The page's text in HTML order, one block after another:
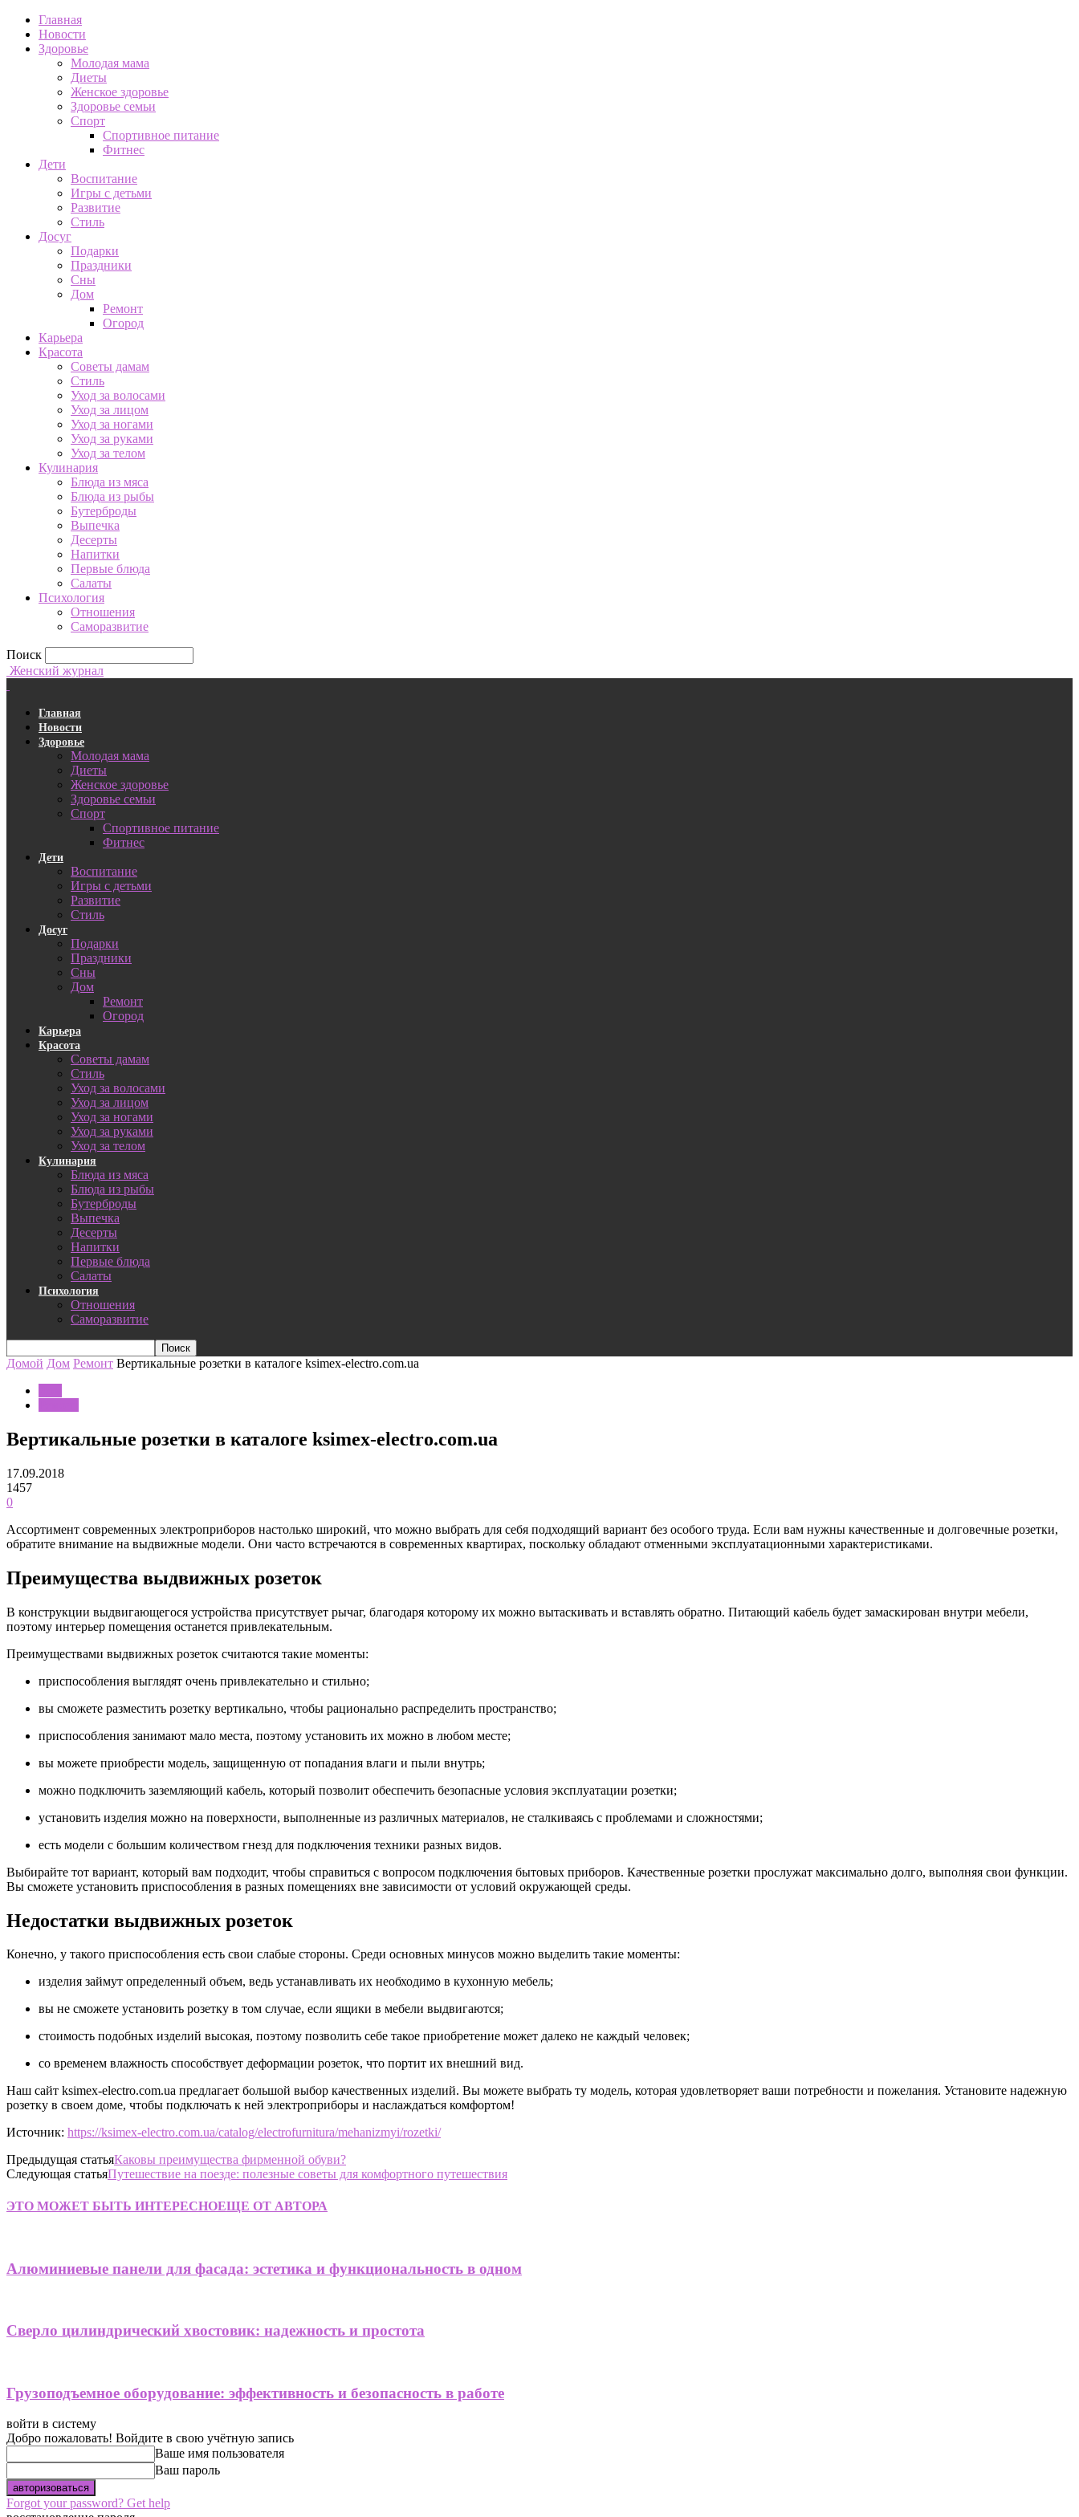
Главная
Новости
Здоровье
Молодая мама
Диеты
Женское здоровье
Здоровье семьи
Спорт
Спортивное питание
Фитнес
Дети
Воспитание
Игры с детьми
Развитие
Стиль
Досуг
Подарки
Праздники
Сны
Дом
Ремонт
Огород
Карьера
Красота
Советы дамам
Стиль
Уход за волосами
Уход за лицом
Уход за ногами
Уход за руками
Уход за телом
Кулинария
Блюда из мяса
Блюда из рыбы
Бутерброды
Выпечка
Десерты
Напитки
Первые блюда
Салаты
Психология
Отношения
Саморазвитие
Поиск
Женский журнал
Главная
Новости
Здоровье
Молодая мама
Диеты
Женское здоровье
Здоровье семьи
Спорт
Спортивное питание
Фитнес
Дети
Воспитание
Игры с детьми
Развитие
Стиль
Досуг
Подарки
Праздники
Сны
Дом
Ремонт
Огород
Карьера
Красота
Советы дамам
Стиль
Уход за волосами
Уход за лицом
Уход за ногами
Уход за руками
Уход за телом
Кулинария
Блюда из мяса
Блюда из рыбы
Бутерброды
Выпечка
Десерты
Напитки
Первые блюда
Салаты
Психология
Отношения
Саморазвитие
Домой Дом Ремонт Вертикальные розетки в каталоге ksimex-electro.com.ua
Вертикальные розетки в каталоге ksimex-electro.com.ua
17.09.2018
1457
0
Ассортимент современных электроприборов настолько широкий, что можно выбрать для себя подходящий вариант без особого труда. Если вам нужны качественные и долговечные розетки,
обратите внимание на выдвижные модели. Они часто встречаются в современных квартирах, поскольку обладают отменными эксплуатационными характеристиками.
Преимущества выдвижных розеток
В конструкции выдвигающегося устройства присутствует рычаг, благодаря которому их можно вытаскивать и вставлять обратно. Питающий кабель будет замаскирован внутри мебели,
поэтому интерьер помещения останется привлекательным.
Преимуществами выдвижных розеток считаются такие моменты:
приспособления выглядят очень привлекательно и стильно;
вы сможете разместить розетку вертикально, чтобы рационально распределить пространство;
приспособления занимают мало места, поэтому установить их можно в любом месте;
вы можете приобрести модель, защищенную от попадания влаги и пыли внутрь;
можно подключить заземляющий кабель, который позволит обеспечить безопасные условия эксплуатации розетки;
установить изделия можно на поверхности, выполненные из различных материалов, не сталкиваясь с проблемами и сложностями;
есть модели с большим количеством гнезд для подключения техники разных видов.
Выбирайте тот вариант, который вам подходит, чтобы справиться с вопросом подключения бытовых приборов. Качественные розетки прослужат максимально долго, выполняя свои функции.
Вы сможете установить приспособления в разных помещениях вне зависимости от условий окружающей среды.
Недостатки выдвижных розеток
Конечно, у такого приспособления есть свои слабые стороны. Среди основных минусов можно выделить такие моменты:
изделия займут определенный объем, ведь устанавливать их необходимо в кухонную мебель;
вы не сможете установить розетку в том случае, если ящики в мебели выдвигаются;
стоимость подобных изделий высокая, поэтому позволить себе такое приобретение может далеко не каждый человек;
со временем влажность способствует деформации розеток, что портит их внешний вид.
Наш сайт ksimex-electro.com.ua предлагает большой выбор качественных изделий. Вы можете выбрать ту модель, которая удовлетворяет ваши потребности и пожелания. Установите надежную
розетку в своем доме, чтобы подключать к ней электроприборы и наслаждаться комфортом!
Источник: https://ksimex-electro.com.ua/catalog/electrofurnitura/mehanizmyi/rozetki/
Предыдущая статьяКаковы преимущества фирменной обуви?
Следующая статьяПутешествие на поезде: полезные советы для комфортного путешествия
ЭТО МОЖЕТ БЫТЬ ИНТЕРЕСНОЕЩЕ ОТ АВТОРА
Алюминиевые панели для фасада: эстетика и функциональность в одном
Сверло цилиндрический хвостовик: надежность и простота
Грузоподъемное оборудование: эффективность и безопасность в работе
войти в систему
Добро пожаловать! Войдите в свою учётную запись
Ваше имя пользователя
Ваш пароль
Forgot your password? Get help